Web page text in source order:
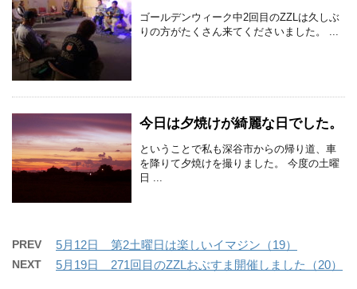
ゴールデンウィーク中2回目のZZLは久しぶ
りの方がたくさん来てくださいました。 ...
今日は夕焼けが綺麗な日でした。
ということで私も深谷市からの帰り道、車
を降りて夕焼けを撮りました。 今度の土曜
日 ...
PREV 5月12日 第2土曜日は楽しいイマジン（19）
NEXT 5月19日 271回目のZZLおぶすま開催しました（20）